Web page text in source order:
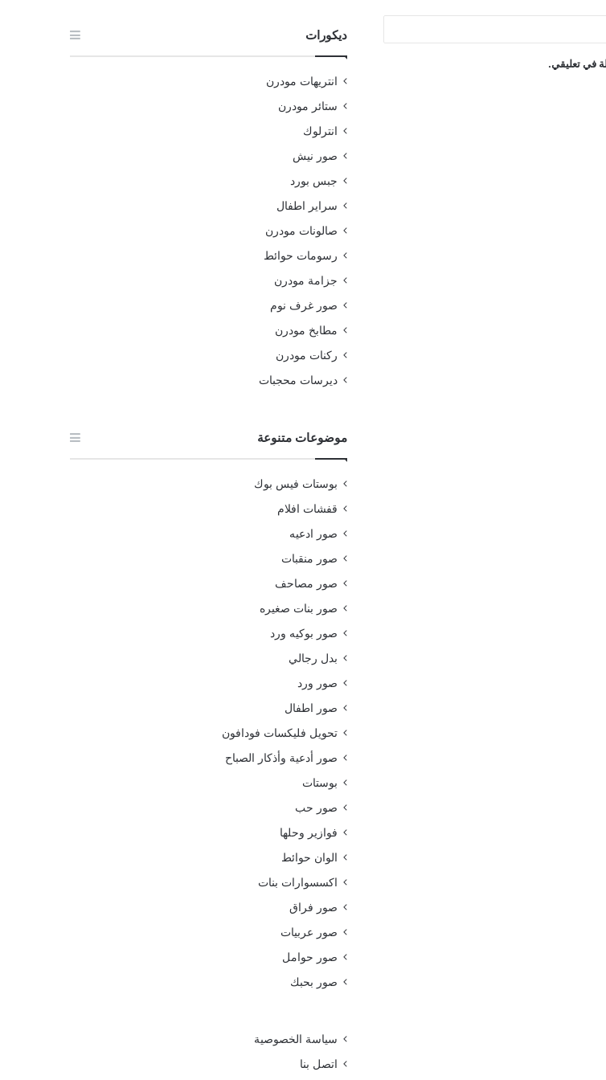
في تعليقي.
ديكورات
انتريهات مودرن
ستائر مودرن
انترلوك
صور نيش
جبس بورد
سراير اطفال
صالونات مودرن
رسومات حوائط
جزامة مودرن
صور غرف نوم
مطابخ مودرن
ركنات مودرن
ديرسات محجبات
موضوعات متنوعة
بوستات فيس بوك
قفشات افلام
صور ادعيه
صور منقبات
صور مصاحف
صور بنات صغيره
صور بوكيه ورد
بدل رجالي
صور ورد
صور اطفال
تحويل فليكسات فودافون
صور أدعية وأذكار الصباح
بوستات
صور حب
فوازير وحلها
الوان حوائط
اكسسوارات بنات
صور فراق
صور عربيات
صور حوامل
صور بحبك
سياسة الخصوصية
اتصل بنا